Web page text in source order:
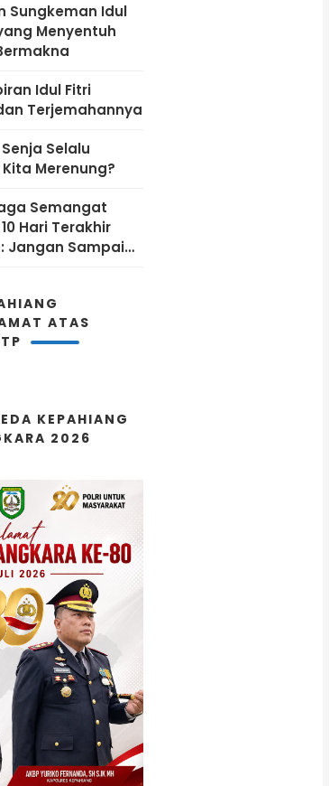
Sungkeman Idul
Menyentuh
Idul Fitri
Terjemahannya
Selalu
Merenung?
Semangat
Hari Terakhir
Jangan Sampai
ATAS
KEPAHIANG
2026